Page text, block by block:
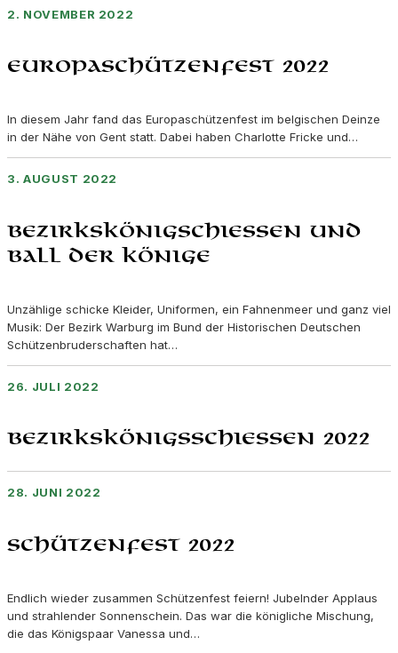
2. NOVEMBER 2022
Europaschützenfest 2022
In diesem Jahr fand das Europaschützenfest im belgischen Deinze
in der Nähe von Gent statt. Dabei haben Charlotte Fricke und…
3. AUGUST 2022
Bezirkskönigschiessen und
Ball der Könige
Unzählige schicke Kleider, Uniformen, ein Fahnenmeer und ganz viel
Musik: Der Bezirk Warburg im Bund der Historischen Deutschen
Schützenbruderschaften hat…
26. JULI 2022
Bezirkskönigsschießen 2022
28. JUNI 2022
Schützenfest 2022
Endlich wieder zusammen Schützenfest feiern! Jubelnder Applaus
und strahlender Sonnenschein. Das war die königliche Mischung,
die das Königspaar Vanessa und…